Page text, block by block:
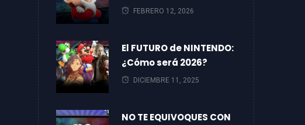
FEBRERO 12, 2026
El FUTURO de NINTENDO:
¿Cómo será 2026?
DICIEMBRE 11, 2025
NO TE EQUIVOQUES CON